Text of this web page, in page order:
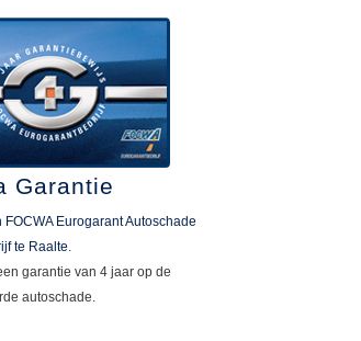
Garantie
FOCWA Eurogarant Autoschade
te Raalte.
garantie van 4 jaar op de
autoschade.